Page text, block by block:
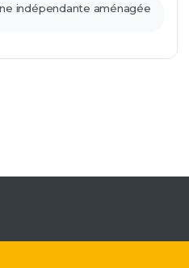
indépendante aménagée